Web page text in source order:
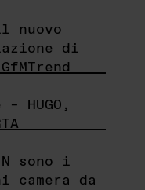
nuovo
di
HUGO,
sono i
da